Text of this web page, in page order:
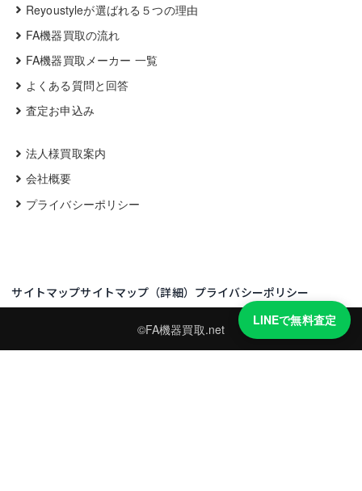
Reyoustyleが選ばれる５つの理由
FA機器買取の流れ
FA機器買取メーカー 一覧
よくある質問と回答
査定お申込み
法人様買取案内
会社概要
プライバシーポリシー
サイトマップサイトマップ（詳細） プライバシーポリシー
©FA機器買取.net
LINEで無料査定